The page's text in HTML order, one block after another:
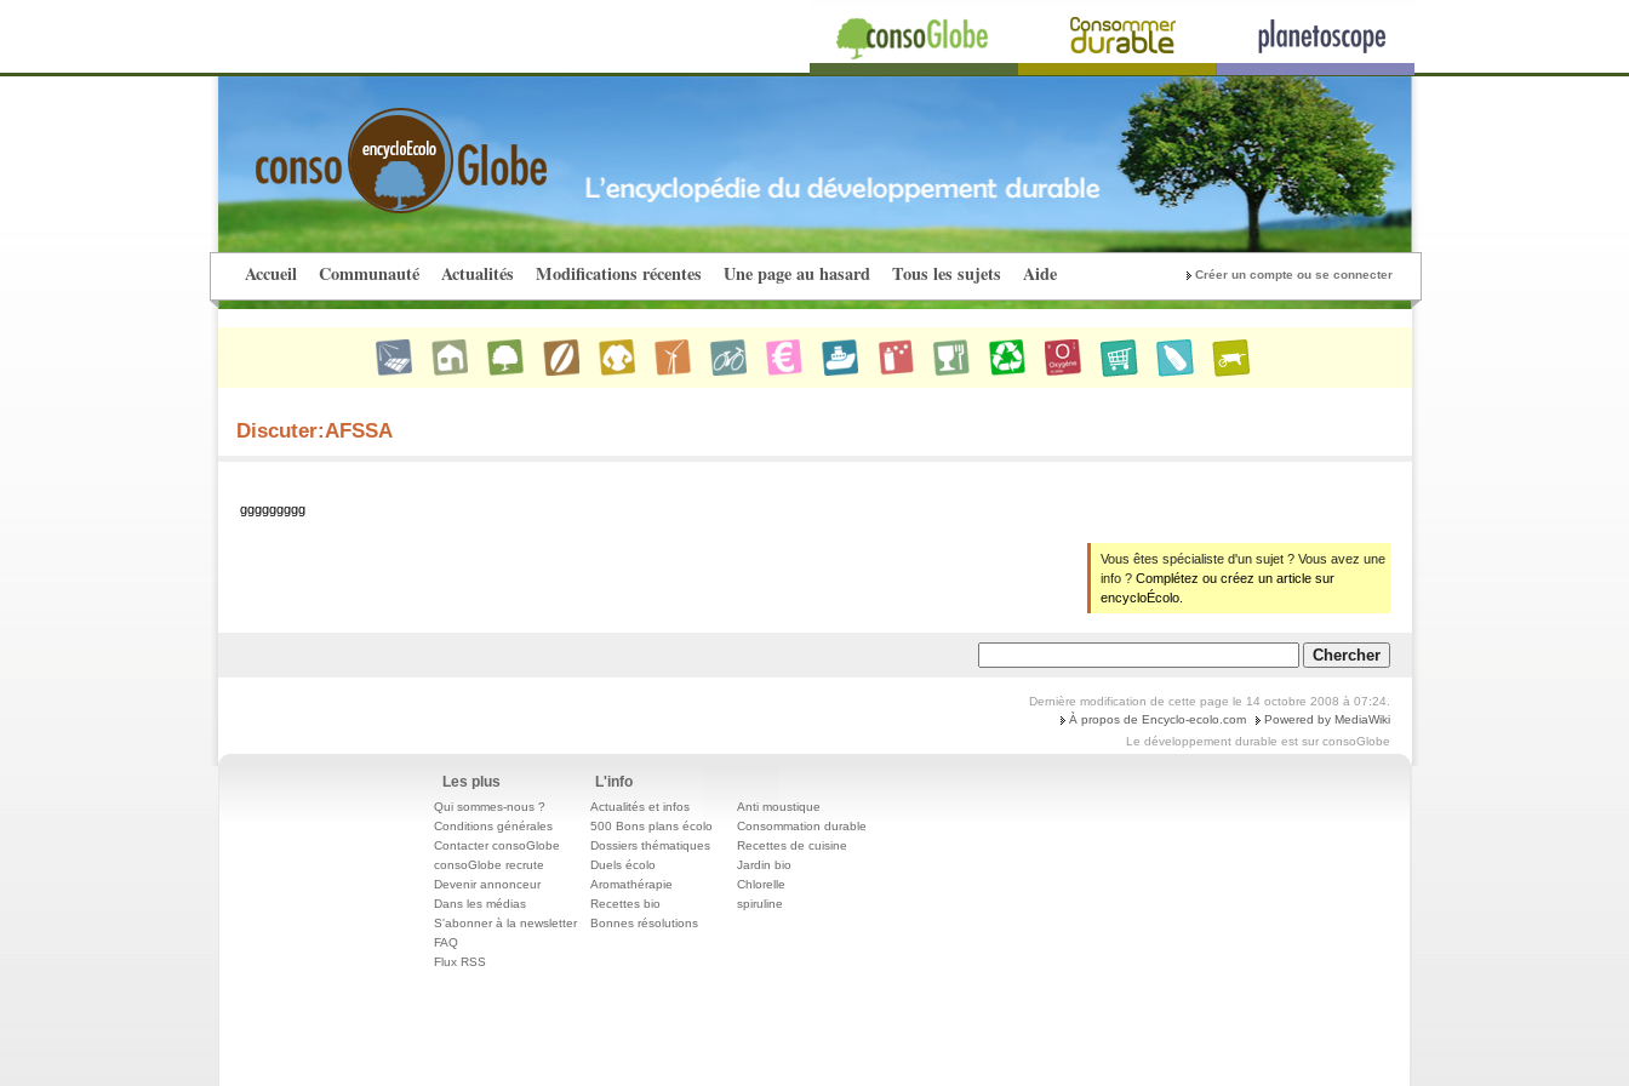
Accueil Communauté Actualités Modifications récentes Une page au hasard Tous les sujets Aide Créer un compte ou se connecter
Discuter:AFSSA
ggggggggg
Vous êtes spécialiste d'un sujet ? Vous avez une
info ? Complétez ou créez un article sur
encycloÉcolo.
Dernière modification de cette page le 14 octobre 2008 à 07:24.
À propos de Encyclo-ecolo.com
Powered by MediaWiki
Le développement durable est sur consoGlobe
Les plus
Qui sommes-nous ?
Conditions générales
Contacter consoGlobe
consoGlobe recrute
Devenir annonceur
Dans les médias
S'abonner à la newsletter
FAQ
Flux RSS
L'info
Actualités et infos
500 Bons plans écolo
Dossiers thématiques
Duels écolo
Aromathérapie
Recettes bio
Bonnes résolutions
Anti moustique
Consommation durable
Recettes de cuisine
Jardin bio
Chlorelle
spiruline